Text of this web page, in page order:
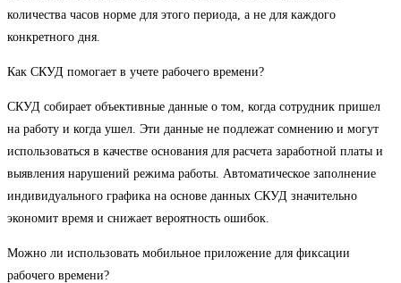
количества часов норме для этого периода, а не для каждого
конкретного дня.
Как СКУД помогает в учете рабочего времени?
СКУД собирает объективные данные о том, когда сотрудник пришел
на работу и когда ушел. Эти данные не подлежат сомнению и могут
использоваться в качестве основания для расчета заработной платы и
выявления нарушений режима работы. Автоматическое заполнение
индивидуального графика на основе данных СКУД значительно
экономит время и снижает вероятность ошибок.
Можно ли использовать мобильное приложение для фиксации
рабочего времени?